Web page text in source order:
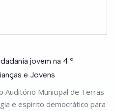
jovem na 4.ª
e Jovens
Auditório Municipal de Terras
e espírito democrático para